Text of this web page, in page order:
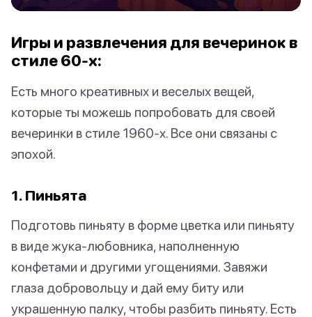
Игры и развлечения для вечеринок в
стиле 60-х:
Есть много креативных и веселых вещей,
которые ты можешь попробовать для своей
вечеринки в стиле 1960-х. Все они связаны с
эпохой.
1. Пиньята
Подготовь пиньяту в форме цветка или пиньяту
в виде жука-любовника, наполненную
конфетами и другими угощениями. Завяжи
глаза добровольцу и дай ему биту или
украшенную палку, чтобы разбить пиньяту. Есть